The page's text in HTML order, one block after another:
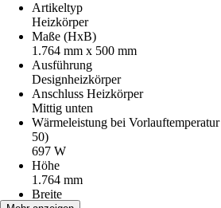
Artikeltyp
Heizkörper
Maße (HxB)
1.764 mm x 500 mm
Ausführung
Designheizkörper
Anschluss Heizkörper
Mittig unten
Wärmeleistung bei
50)
697 W
Höhe
1.764 mm
Breite